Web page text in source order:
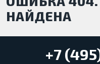
НАЙДЕНА
+7